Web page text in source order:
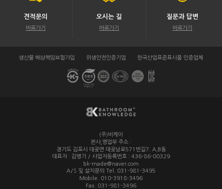
견적문의
바로가기
오시는 길
바로가기
질문과 답변
바로가기
생산물 배상책임보험가입 위생안전인증기업 한국산업표준표시품 인증업체
(주)비케이
/
본사,영업부 주소 :
경기도 김포시 대곶면 대곶남로571번길7. A,B동
대표자 : 김병기 / 사업자등록번호 : 436-86-00329
/
bk-made@naver.com
A/S 및 설치문의 Tel. 031-981-3495
/
Mobile. 010-3918-3496
/
Fax. 031-981-3496